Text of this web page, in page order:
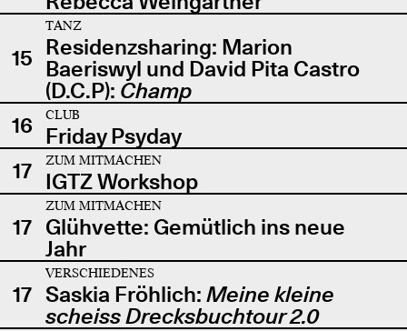
15
TANZ
Residenzsharing: Marion
Baeriswyl und David Pita Castro
(D.C.P): Champ
16
CLUB
Friday Psyday
17
ZUM MITMACHEN
IGTZ Workshop
17
ZUM MITMACHEN
Glühvette: Gemütlich ins neue
Jahr
17
VERSCHIEDENES
Saskia Fröhlich: Meine kleine
scheiss Drecksbuchtour 2.0